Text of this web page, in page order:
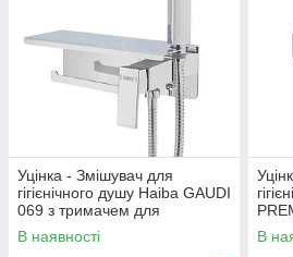
Уцінка - Змішувач для
гігієнічного душу Haiba GAUDI
069 з тримачем для
туалетного паперу (HB9596-
20260703-8218)
В наявності В